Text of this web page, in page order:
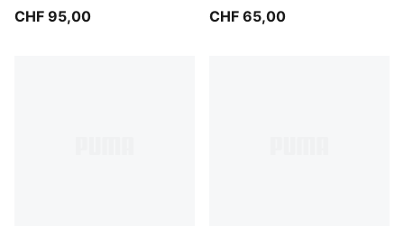
CHF 95,00 CHF 65,00